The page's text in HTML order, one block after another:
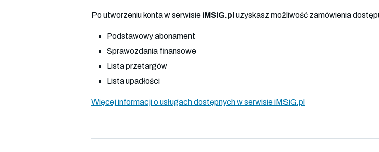
Po utworzeniu konta w serwisie iMSiG.pl uzyskasz możliwość zamówienia
Podstawowy abonament
Sprawozdania finansowe
Lista przetargów
Lista upadłości
Więcej informacji o usługach dostępnych w serwisie iMSiG.pl